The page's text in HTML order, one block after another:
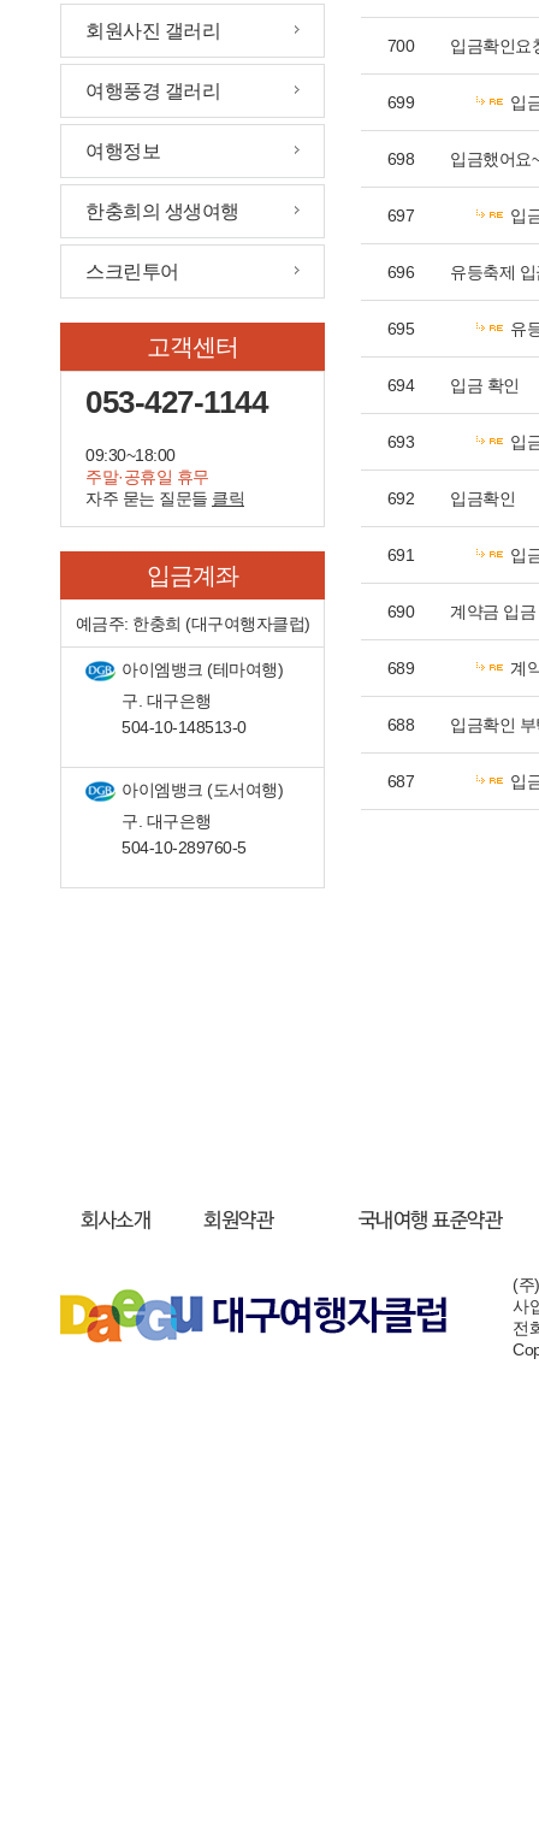
회원사진 갤러리
여행풍경 갤러리
여행정보
한충희의 생생여행
스크린투어
고객센터
053-427-1144
09:30~18:00
주말·공휴일 휴무
자주 묻는 질문들 클릭
입금계좌
예금주: 한충희 (대구여행자클럽)
아이엠뱅크 (테마여행)
구. 대구은행
504-10-148513-0
아이엠뱅크 (도서여행)
구. 대구은행
504-10-289760-5
700 입금확인요
699 입
698 입금했어요~
697 입
696 유등축제 입
695 유
694 입금 확인
693 입
692 입금확인
691 입
690 계약금 입금
689 계
688 입금확인
687 입
회사소개 회원약관 국내여행 표준약관
(주
사
전